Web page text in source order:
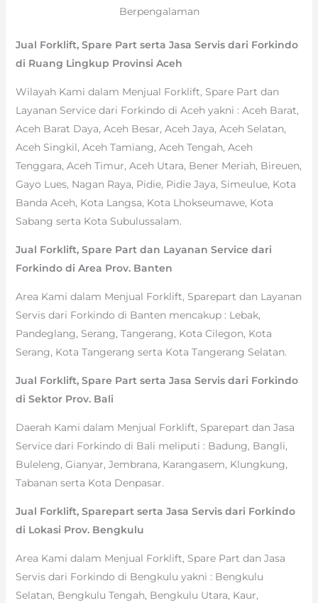
Berpengalaman
Jual Forklift, Spare Part serta Jasa Servis dari Forkindo
di Ruang Lingkup Provinsi Aceh
Wilayah Kami dalam Menjual Forklift, Spare Part dan
Layanan Service dari Forkindo di Aceh yakni : Aceh Barat,
Aceh Barat Daya, Aceh Besar, Aceh Jaya, Aceh Selatan,
Aceh Singkil, Aceh Tamiang, Aceh Tengah, Aceh
Tenggara, Aceh Timur, Aceh Utara, Bener Meriah, Bireuen,
Gayo Lues, Nagan Raya, Pidie, Pidie Jaya, Simeulue, Kota
Banda Aceh, Kota Langsa, Kota Lhokseumawe, Kota
Sabang serta Kota Subulussalam.
Jual Forklift, Spare Part dan Layanan Service dari
Forkindo di Area Prov. Banten
Area Kami dalam Menjual Forklift, Sparepart dan Layanan
Servis dari Forkindo di Banten mencakup : Lebak,
Pandeglang, Serang, Tangerang, Kota Cilegon, Kota
Serang, Kota Tangerang serta Kota Tangerang Selatan.
Jual Forklift, Spare Part serta Jasa Servis dari Forkindo
di Sektor Prov. Bali
Daerah Kami dalam Menjual Forklift, Sparepart dan Jasa
Service dari Forkindo di Bali meliputi : Badung, Bangli,
Buleleng, Gianyar, Jembrana, Karangasem, Klungkung,
Tabanan serta Kota Denpasar.
Jual Forklift, Sparepart serta Jasa Servis dari Forkindo
di Lokasi Prov. Bengkulu
Area Kami dalam Menjual Forklift, Spare Part dan Jasa
Servis dari Forkindo di Bengkulu yakni : Bengkulu
Selatan, Bengkulu Tengah, Bengkulu Utara, Kaur,